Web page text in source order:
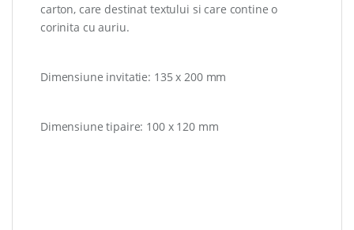
carton, care destinat textului si care contine o
corinita cu auriu.
Dimensiune invitatie: 135 x 200 mm
Dimensiune tipaire: 100 x 120 mm